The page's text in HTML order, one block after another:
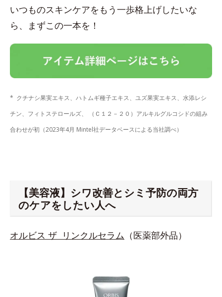
いつものスキンケアをもう一歩格上げしたいな
ら、まずこの一本を！
* クチナシ果実エキス、ハトムギ種子エキス、ユズ果実エキス、水添レシ
チン、フィトステロールズ、 （Ｃ１２－２０）アルキルグルコシドの組み
合わせが初（2023年4月 Mintel社データベースによる当社調べ）
【美容液】シワ改善とシミ予防の両方
のケアをしたい人へ
オルビス ザ リンクルセラム （医薬部外品）